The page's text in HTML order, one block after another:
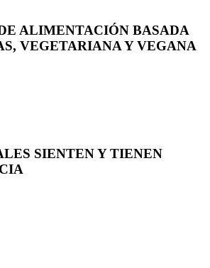
ALIMENTACIÓN BASADA
VEGETARIANA Y VEGANA
SIENTEN Y TIENEN